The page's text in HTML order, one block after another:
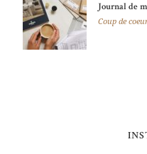
Journal de
Coup de